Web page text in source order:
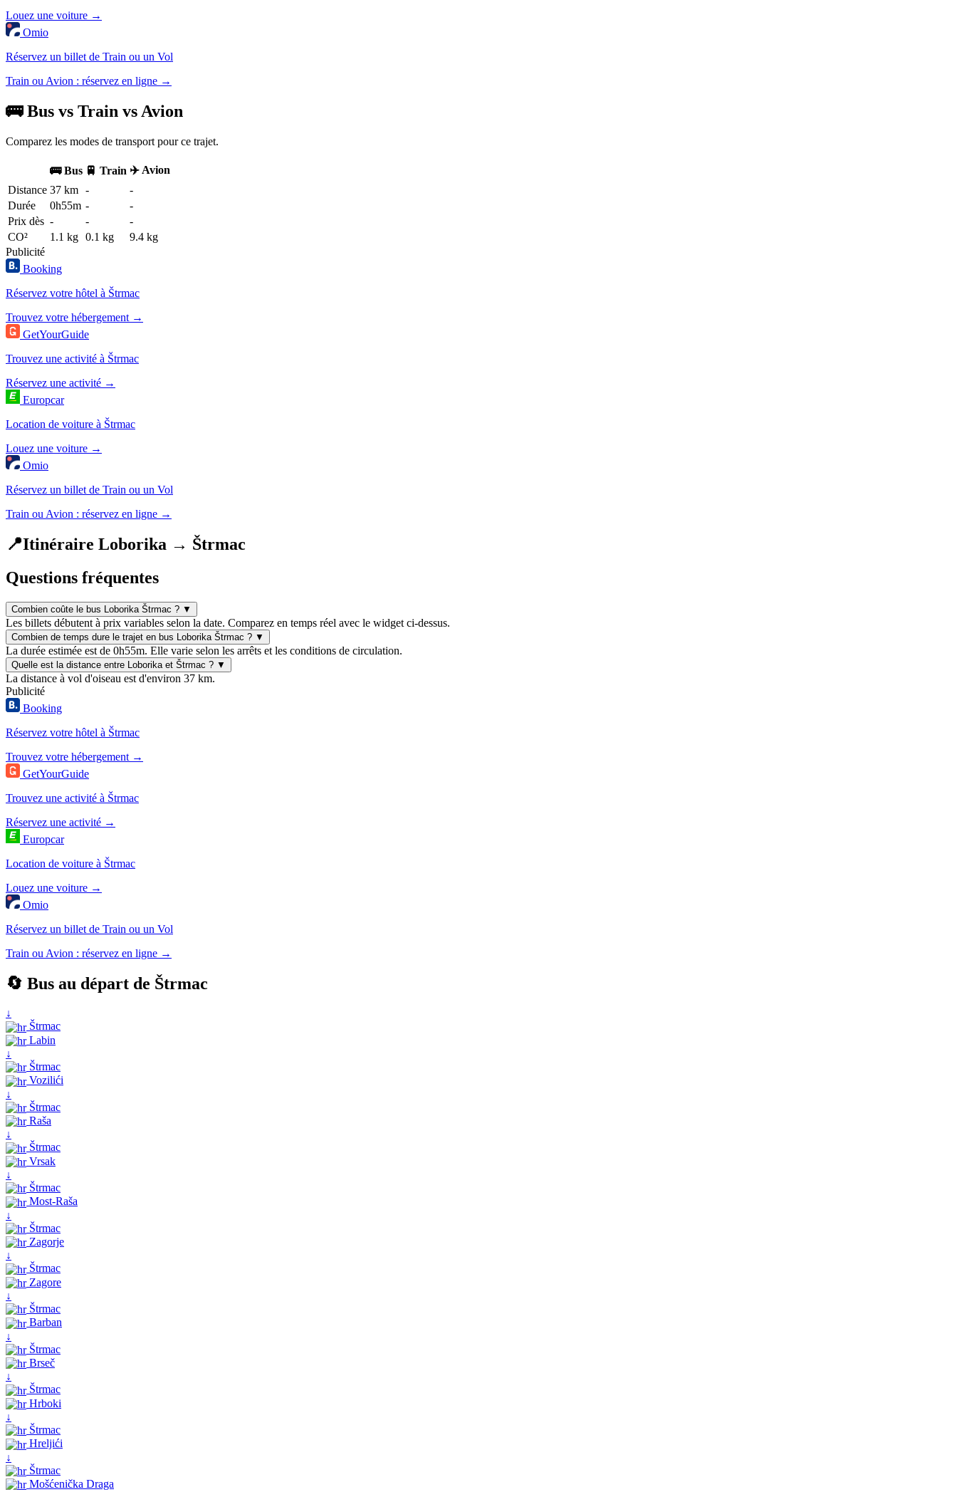
Louez une voiture →
Omio
Réservez un billet de Train ou un Vol
Train ou Avion : réservez en ligne →
🚌 Bus vs Train vs Avion
Comparez les modes de transport pour ce trajet.
🚌 Bus 🚆 Train ✈️ Avion
Distance 37 km -
-
Durée
0h55m -
-
Prix dès - -
-
CO²
1.1 kg 0.1 kg
9.4 kg
Publicité
Booking
Réservez votre hôtel à Štrmac
Trouvez votre hébergement →
GetYourGuide
Trouvez une activité à Štrmac
Réservez une activité →
Europcar
Location de voiture à Štrmac
Louez une voiture →
Omio
Réservez un billet de Train ou un Vol
Train ou Avion : réservez en ligne →
📍Itinéraire Loborika → Štrmac
Questions fréquentes
Combien coûte le bus Loborika Štrmac ? ▼
Les billets débutent à prix variables selon la date. Comparez en temps réel avec le widget ci-dessus.
Combien de temps dure le trajet en bus Loborika Štrmac ? ▼
La durée estimée est de 0h55m. Elle varie selon les arrêts et les conditions de circulation.
Quelle est la distance entre Loborika et Štrmac ? ▼
La distance à vol d'oiseau est d'environ 37 km.
Publicité
Booking
Réservez votre hôtel à Štrmac
Trouvez votre hébergement →
GetYourGuide
Trouvez une activité à Štrmac
Réservez une activité →
Europcar
Location de voiture à Štrmac
Louez une voiture →
Omio
Réservez un billet de Train ou un Vol
Train ou Avion : réservez en ligne →
🔄 Bus au départ de Štrmac
↓
Štrmac
Labin
↓
Štrmac
Vozilići
↓
Štrmac
Raša
↓
Štrmac
Vrsak
↓
Štrmac
Most-Raša
↓
Štrmac
Zagorje
↓
Štrmac
Zagore
↓
Štrmac
Barban
↓
Štrmac
Brseč
↓
Štrmac
Hrboki
↓
Štrmac
Hreljići
↓
Štrmac
Mošćenička Draga